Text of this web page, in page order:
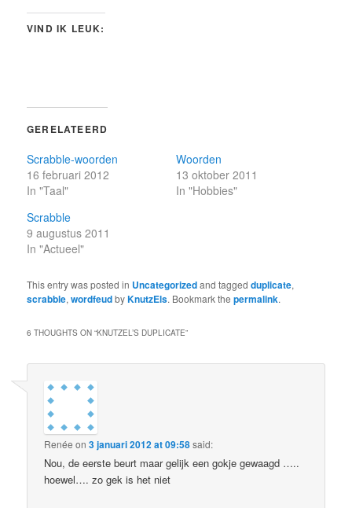
VIND IK LEUK:
GERELATEERD
Scrabble-woorden
16 februari 2012
In "Taal"
Woorden
13 oktober 2011
In "Hobbies"
Scrabble
9 augustus 2011
In "Actueel"
This entry was posted in Uncategorizedand taggedduplicate,
scrabble,wordfeudbyKnutzEls. Bookmark thepermalink.
6 THOUGHTS ON “KNUTZEL’S DUPLICATE”
Renée on3 januari 2012 at 09:58said:
Nou, de eerste beurt maar gelijk een gokje gewaagd …..
hoewel…. zo gek is het niet